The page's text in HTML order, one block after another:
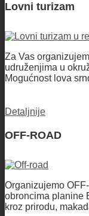
Lovni turizam
Za Vas
udruženjima u
Mogućnost lova
Detaljnije
OFF-ROAD
Organizujemo
obroncima planine
kroz prirodu,